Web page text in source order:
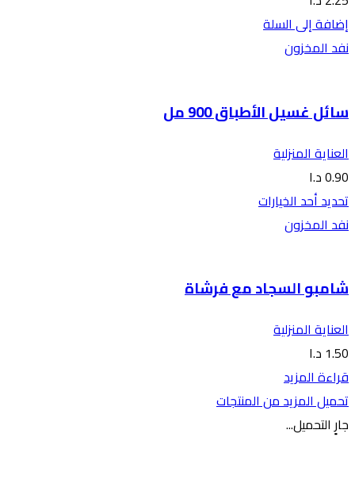
إضافة إلى السلة
نفد المخزون
سائل غسيل الأطباق 900 مل
العناية المنزلية
0.90د.ا
تحديد أحد الخيارات
نفد المخزون
شامبو السجاد مع فرشاة
العناية المنزلية
1.50 د.ا
قراءة المزيد
تحميل المزيد من المنتجات
جارٍ التحميل...